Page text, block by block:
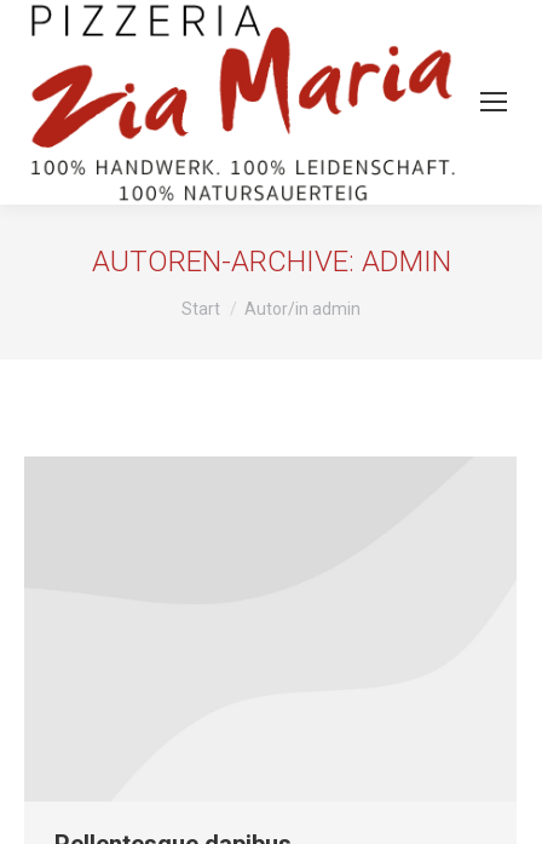
AUTOREN-ARCHIVE: ADMIN
Sie befinden sich hier:
Start Autor/in admin